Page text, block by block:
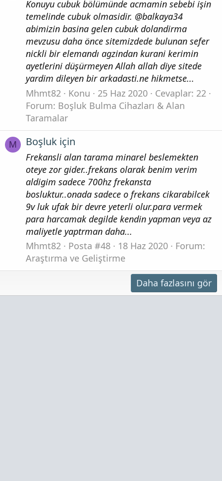
Konuyu cubuk bölümünde acmamin sebebi işin
temelinde cubuk olmasidir. @balkaya34
abimizin basina gelen cubuk dolandirma
mevzusu daha önce sitemizdede bulunan sefer
nickli bir elemandı agzindan kurani kerimin
ayetlerini düşürmeyen Allah allah diye sitede
yardim dileyen bir arkadasti.ne hikmetse...
Mhmt82
Konu 25 Haz 2020
Cevaplar: 22
Forum: Boşluk Bulma Cihazları & Alan
Taramalar
M Boşluk için
Frekansli alan tarama minarel beslemekten
oteye zor gider..frekans olarak benim verim
aldigim sadece 700hz frekansta
bosluktur..onada sadece o frekans cikarabilcek
9v luk ufak bir devre yeterli olur.para vermek
para harcamak degilde kendin yapman veya az
maliyetle yaptrman daha...
Mhmt82
Posta #48 18 Haz 2020
Forum:
Araştırma ve Geliştirme
Daha fazlasını gör